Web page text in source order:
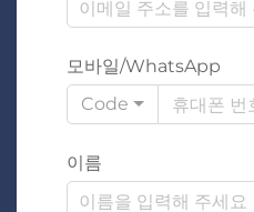
모바일/WhatsApp
Code
이름